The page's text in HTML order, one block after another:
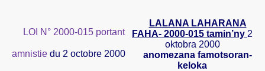
LOI N° 2000-015 portant
amnistie du 2 octobre 2000
LALANA LAHARANA
FAHA- 2000-015 tamin’ny 2
oktobra 2000
anomezana famotsoran-
keloka